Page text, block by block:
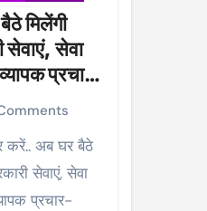
मिलेंगी
सेवाएं, सेवा
प्रचार-
गांवों मे
सेवाएं, सेवा
प्रचार-